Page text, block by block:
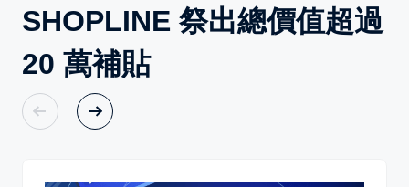
SHOPLINE 祭出總價值超過
20 萬補貼